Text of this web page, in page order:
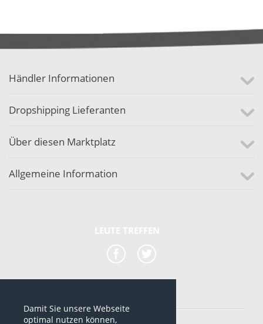
Händler Informationen
Dropshipping Lieferanten
Über diesen Marktplatz
Allgemeine Information
*alle Preise sind netto Preise
Damit Sie unsere Webseite
optimal nutzen können,